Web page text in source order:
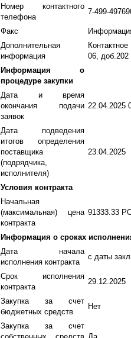
Номер контактного
телефона
7-499-
Факс
Дополнительная
информация
06, доб.202
Информация о
процедуре закупки
Дата и время
окончания подачи
заявок
22.04.2025
Дата подведения
итогов определения
поставщика
(подрядчика,
исполнителя)
23.04.2025
Условия контракта
Начальная
(максимальная) цена
контракта
91333.33
Информация о сроках
Дата начала
исполнения контракта
с даты
Срок исполнения
контракта
29.12.2025
Закупка за счет
бюджетных средств
Нет
Закупка за счет